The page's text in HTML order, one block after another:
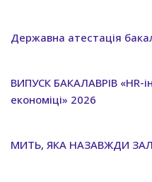
Державна атестація
ВИПУСК БАКАЛАВРІВ «HR-
економіці» 2026
МИТЬ, ЯКА НАЗАВЖДИ